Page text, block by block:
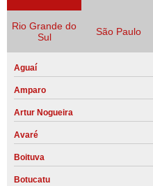
Rio Grande do
Sul
São Paulo
Aguaí
Amparo
Artur Nogueira
Avaré
Boituva
Botucatu